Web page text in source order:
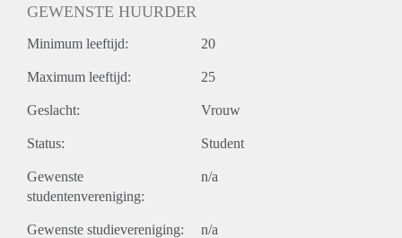
GEWENSTE HUURDER
Minimum leeftijd: 20
Maximum leeftijd: 25
Geslacht: Vrouw
Status: Student
Gewenste
studentenvereniging:
n/a
Gewenste studievereniging: n/a